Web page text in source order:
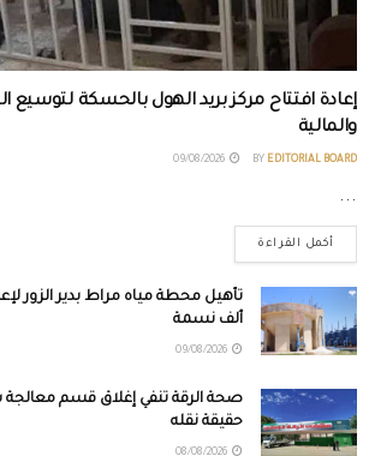
إعادة افتتاح مركز بريد الهول بالحسكة لتوسيع
والمالية
BY EDITORIAL BOARD
...
أكمل القراءة
ألف نسمة
صحة الرقة تنفي إغلاق قسم
حقيقة نقله